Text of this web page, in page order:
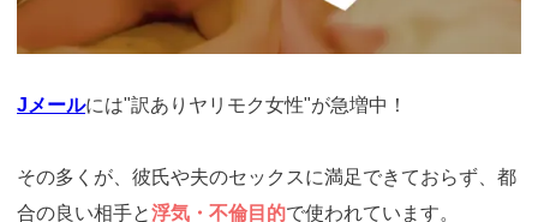
Jメールには"訳ありヤリモク女性"が急増中！
その多くが、彼氏や夫のセックスに満足できておらず、都
合の良い相手と浮気・不倫目的で使われています。